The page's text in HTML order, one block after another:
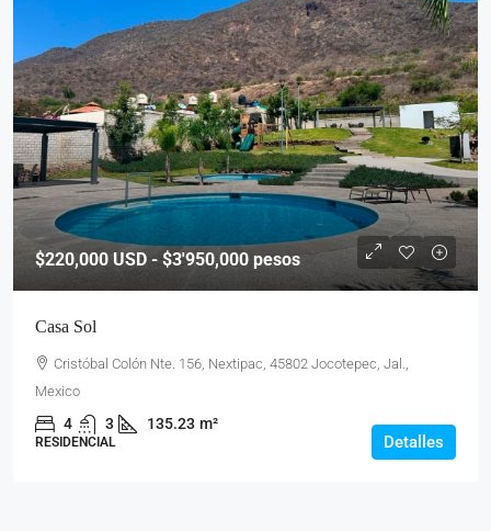
$220,000 USD - $3'950,000 pesos
Casa Sol
Cristóbal Colón Nte. 156, Nextipac, 45802 Jocotepec, Jal.,
Mexico
4 3 135.23 m²
RESIDENCIAL Detalles